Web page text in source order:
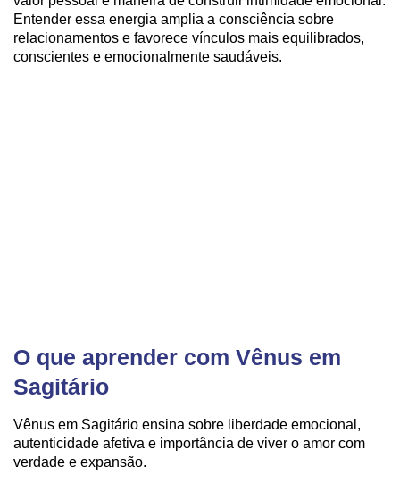
Entender essa energia amplia a consciência sobre
relacionamentos e favorece vínculos mais equilibrados,
conscientes e emocionalmente saudáveis.
O que aprender com Vênus em
Sagitário
Vênus em Sagitário ensina sobre liberdade emocional,
autenticidade afetiva e importância de viver o amor com
verdade e expansão.